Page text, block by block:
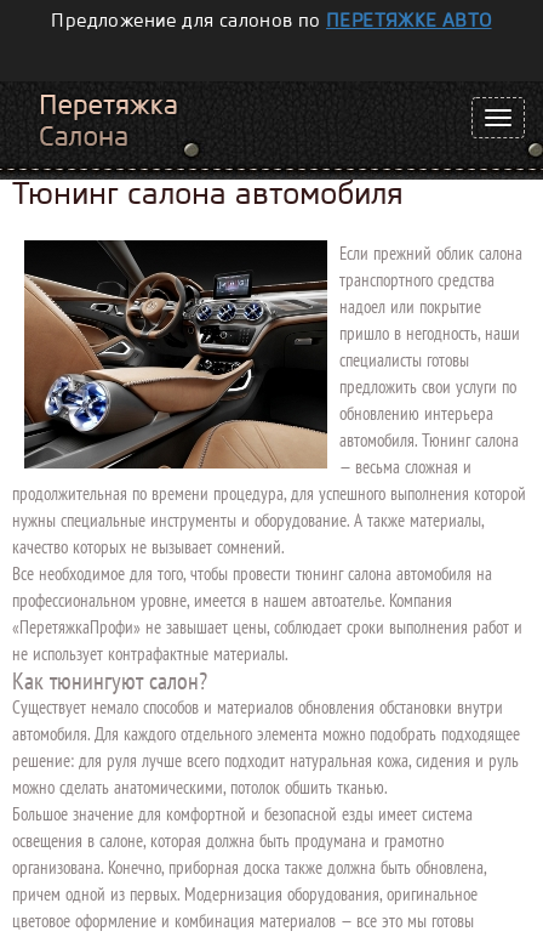
Предложение для салонов по ПЕРЕТЯЖКЕ АВТО
Тюнинг салона автомобиля
Если прежний облик салона
транспортного средства
надоел или покрытие
пришло в негодность, наши
специалисты готовы
предложить свои услуги по
обновлению интерьера
автомобиля. Тюнинг салона
— весьма сложная и
продолжительная по времени процедура, для успешного выполнения которой
нужны специальные инструменты и оборудование. А также материалы,
качество которых не вызывает сомнений.
Все необходимое для того, чтобы провести тюнинг салона автомобиля на
профессиональном уровне, имеется в нашем автоателье. Компания
«ПеретяжкаПрофи» не завышает цены, соблюдает сроки выполнения работ и
не использует контрафактные материалы.
Как тюнингуют салон?
Существует немало способов и материалов обновления обстановки внутри
автомобиля. Для каждого отдельного элемента можно подобрать подходящее
решение: для руля лучше всего подходит натуральная кожа, сидения и руль
можно сделать анатомическими, потолок обшить тканью.
Большое значение для комфортной и безопасной езды имеет система
освещения в салоне, которая должна быть продумана и грамотно
организована. Конечно, приборная доска также должна быть обновлена,
причем одной из первых. Модернизация оборудования, оригинальное
цветовое оформление и комбинация материалов — все это мы готовы